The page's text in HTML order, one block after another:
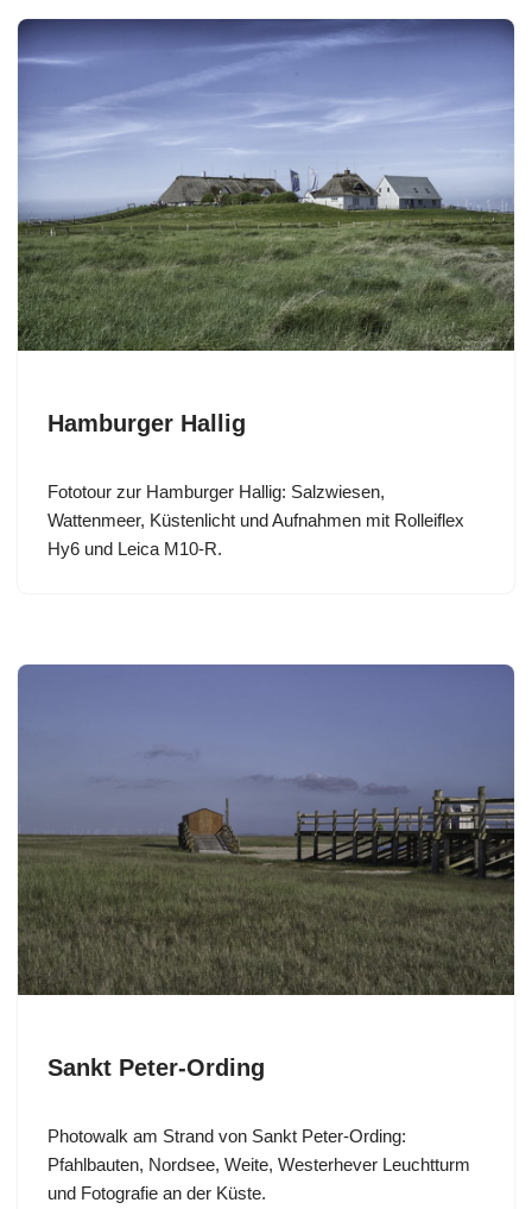
Hamburger Hallig
Fototour zur Hamburger Hallig: Salzwiesen,
Wattenmeer, Küstenlicht und Aufnahmen mit Rolleiflex
Hy6 und Leica M10-R.
Sankt Peter-Ording
Photowalk am Strand von Sankt Peter-Ording:
Pfahlbauten, Nordsee, Weite, Westerhever Leuchtturm
und Fotografie an der Küste.